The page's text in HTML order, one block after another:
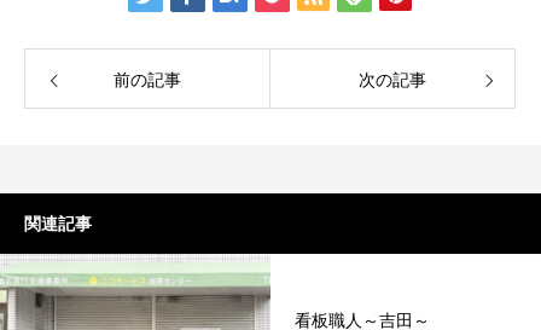
前の記事 次の記事
関連記事
看板職人～吉田～